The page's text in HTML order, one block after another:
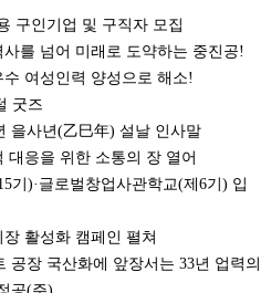
구인기업 및 구직자 모집
를 넘어 미래로 도약하는 중진공!
여성인력 양성으로 해소!
굿즈
을사년(乙巳年) 설날 인사말
대응을 위한 소통의 장 열어
기)·글로벌창업사관학교(제6기) 입
활성화 캠페인 펼쳐
공장 국산화에 앞장서는 33년 업력의